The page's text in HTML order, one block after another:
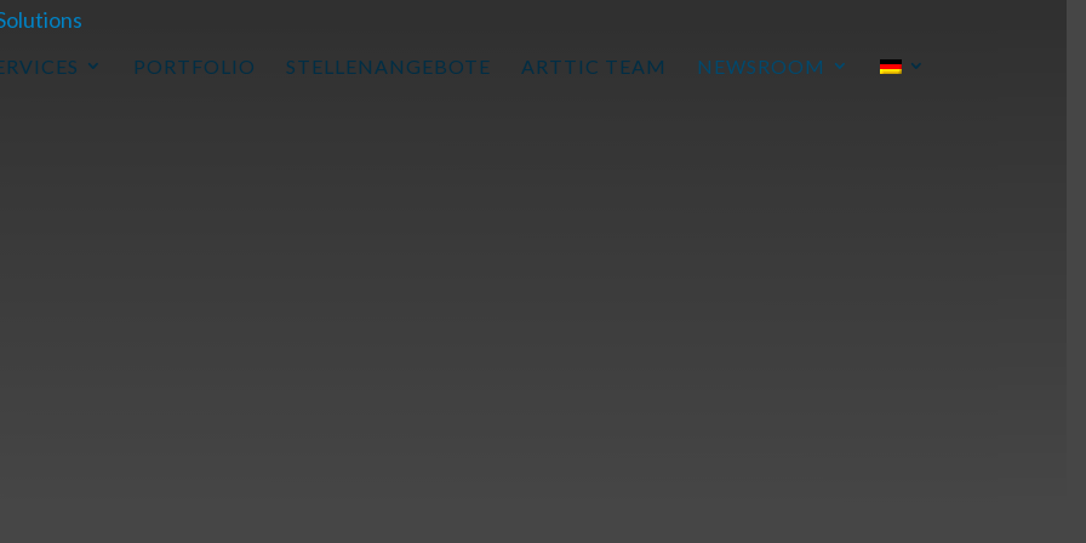
PORTFOLIO STELLENANGEBOTE ARTTIC TEAM NEWSROOM